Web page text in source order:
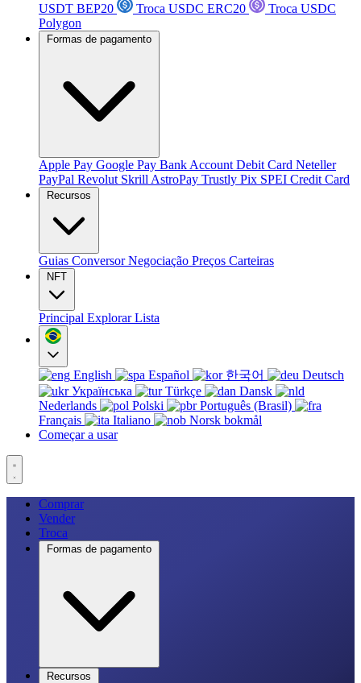
USDT BEP20
Troca USDC ERC20
Troca USDC
Polygon
Formas de pagamento
Apple Pay Google Pay Bank Account Debit Card Neteller
PayPal Revolut Skrill AstroPay Trustly Pix SPEI Credit Card
Recursos
Guias ConversorNegociação Preços Carteiras
NFT
Principal ExplorarLista
English Español 한국어
Deutsch
Українська
Türkçe
Dansk
Nederlands
Polski
Português (Brasil)
Français
Italiano
Norsk bokmål
Começar a usar
Comprar
Vender
Troca
Formas de pagamento
Recursos